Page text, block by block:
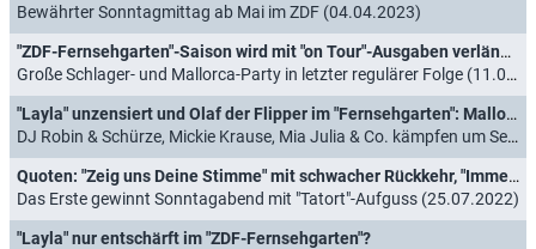
Bewährter Sonntagmittag ab Mai im ZDF (04.04.2023)
"ZDF-Fernsehgarten"-Saison wird mit "on Tour"-Ausgaben verlängert
Große Schlager- und Mallorca-Party in letzter regulärer Folge (11.09.2022)
"Layla" unzensiert und Olaf der Flipper im "Fernsehgarten": Mallorca vs. Oktoberfest
DJ Robin & Schürze, Mickie Krause, Mia Julia & Co. kämpfen um Sendezeit im Saisonfinale (28.07.2022)
Quoten: "Zeig uns Deine Stimme" mit schwacher Rückkehr, "Immer wieder sonntags" und "ZDF-Fernsehgarten" auf Erfolgswelle
Das Erste gewinnt Sonntagabend mit "Tatort"-Aufguss (25.07.2022)
"Layla" nur entschärft im "ZDF-Fernsehgarten"?